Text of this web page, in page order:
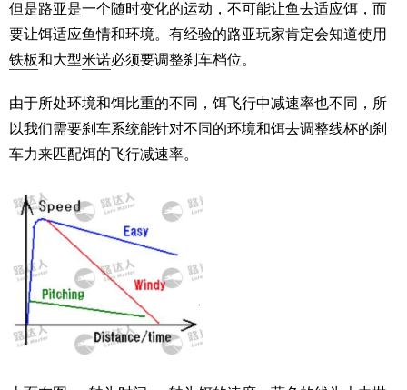
但是路亚是一个随时变化的运动，不可能让鱼去适应饵，而
要让饵适应鱼情和环境。有经验的路亚玩家肯定会知道使用
铁板和大型米诺必须要调整刹车档位。
由于所处环境和饵比重的不同，饵飞行中减速率也不同，所
以我们需要刹车系统能针对不同的环境和饵去调整线杯的刹
车力来匹配饵的飞行减速率。